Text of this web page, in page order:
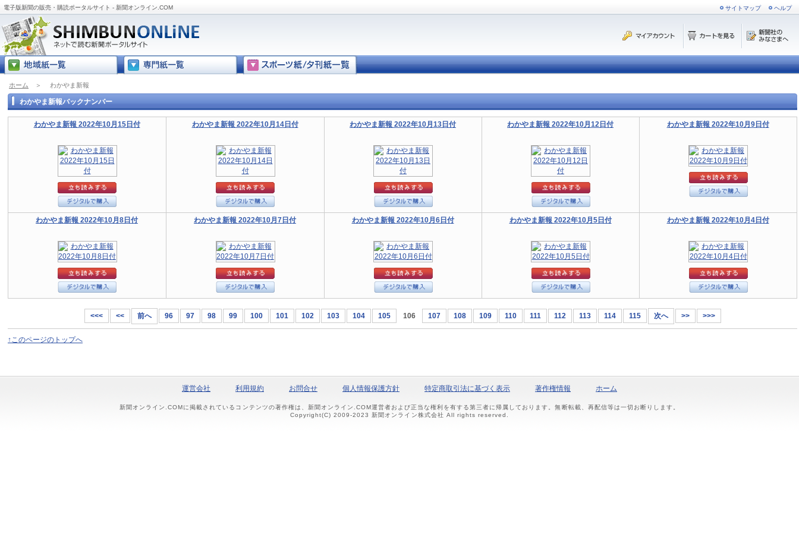
電子版新聞の販売・購読ポータルサイト - 新聞オンライン.COM サイトマップ ヘルプ
ホーム ＞ わかやま新報
わかやま新報バックナンバー
わかやま新報 2022年10月15日付 わかやま新報 2022年10月14日付 わかやま新報 2022年10月13日付 わかやま新報 2022年10月12日付 わかやま新報 2022年10月9日付
わかやま新報 2022年10月8日付 わかやま新報 2022年10月7日付 わかやま新報 2022年10月6日付 わかやま新報 2022年10月5日付 わかやま新報 2022年10月4日付
<<< << 前へ 96 97 98 99 100 101 102 103 104 105 106 107 108 109 110 111 112 113 114 115 次へ >> >>>
↑このページのトップへ
運営会社 利用規約 お問合せ 個人情報保護方針 特定商取引法に基づく表示 著作権情報 ホーム
新聞オンライン.COMに掲載されているコンテンツの著作権は、新聞オンライン.COM運営者および正当な権利を有する第三者に帰属しております。無断転載、再配信等は一切お断りします。
Copyright(C) 2009-2023 新聞オンライン株式会社 All rights reserved.